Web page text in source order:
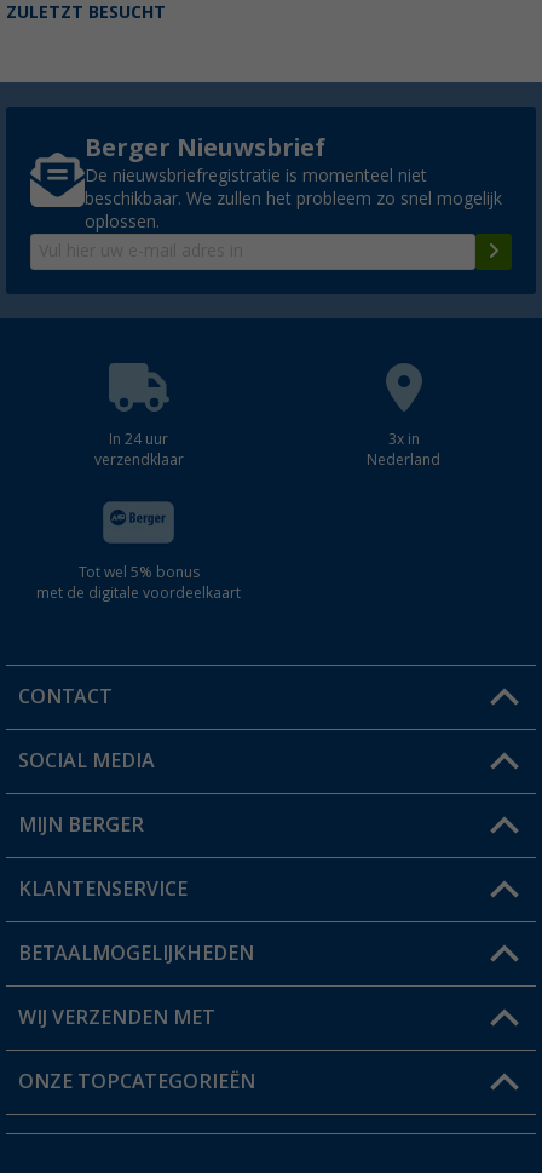
ZULETZT BESUCHT
Berger Nieuwsbrief
De nieuwsbriefregistratie is momenteel niet
beschikbaar. We zullen het probleem zo snel mogelijk
oplossen.
In 24 uur
verzendklaar
3x in
Nederland
Tot wel 5% bonus
met de digitale voordeelkaart
CONTACT
Een vraag?
Winkel vinden
SOCIAL MEDIA
MIJN BERGER
Mijn account
Status bestelling
Verlanglijstje
KLANTENSERVICE
FAQ & Contact
Verzendinformatie
Catalogus
BETAALMOGELIJKHEDEN
WIJ VERZENDEN MET
ONZE TOPCATEGORIEËN